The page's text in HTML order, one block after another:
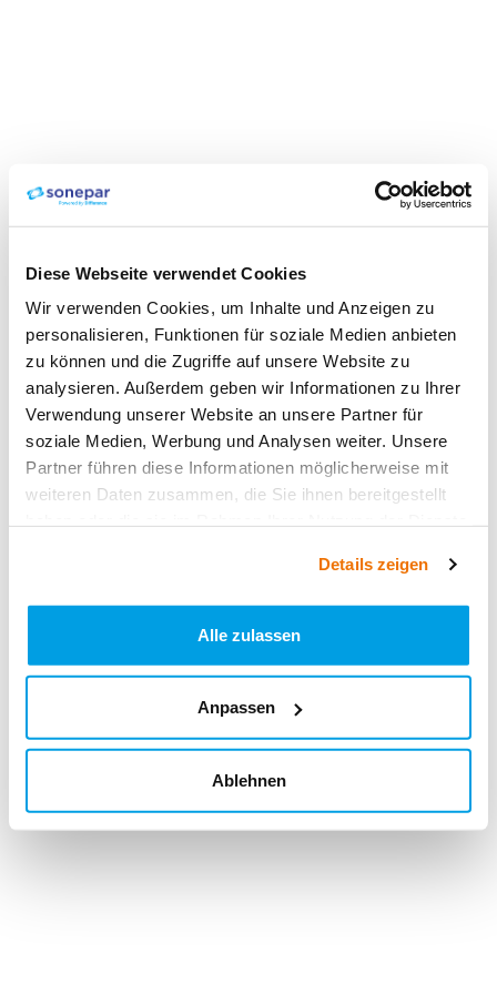
Diese Webseite verwendet Cookies
Wir verwenden Cookies, um Inhalte und Anzeigen zu
personalisieren, Funktionen für soziale Medien anbieten
zu können und die Zugriffe auf unsere Website zu
analysieren. Außerdem geben wir Informationen zu Ihrer
Verwendung unserer Website an unsere Partner für
soziale Medien, Werbung und Analysen weiter. Unsere
Partner führen diese Informationen möglicherweise mit
weiteren Daten zusammen, die Sie ihnen bereitgestellt
Details zeigen
Alle zulassen
Anpassen
Ablehnen